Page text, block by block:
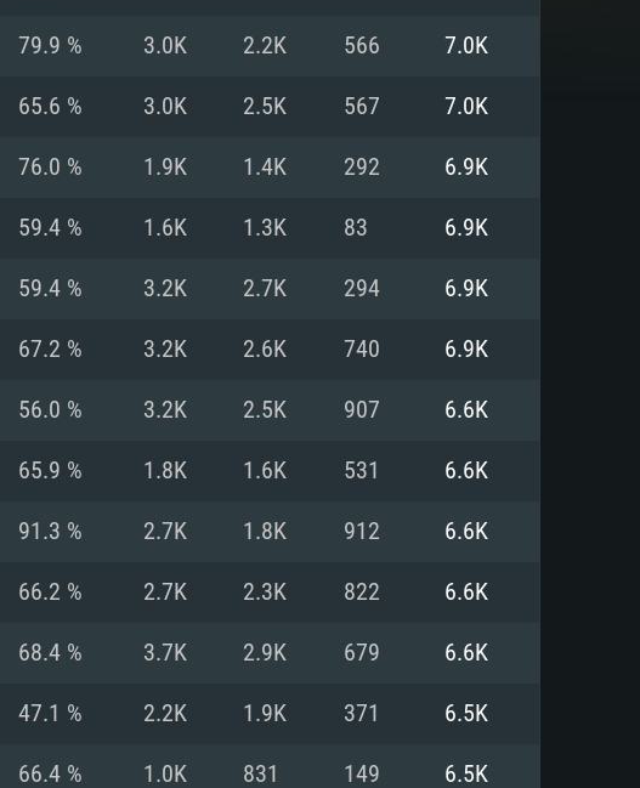
Linux
10/11 (64 bit)
Core i5 또는 Ryzen 5 3600 이상
이상
DirectX 11 이상을 지원하는 Nvidia
OS Big Sur 11.0
i7 (Intel Xeon 은 지원하지 않습니
로드밴드 인터넷
: 62.2 GB (전체 클라이언트)
20.04 64bit
Core i7
Vulkan 을 지원하고, 최신 그래픽 드라
을 가지며 최신 그래픽 드라이버를
RX 570 (6개월 미만; 최소사양 지원
79.9 % 3.0K 2.2K 566 7.0K
65.6 % 3.0K 2.5K 567 7.0K
76.0 % 1.9K 1.4K 292 6.9K
59.4 % 1.6K 1.3K 83 6.9K
59.4 % 3.2K 2.7K 294 6.9K
67.2 % 3.2K 2.6K 740 6.9K
56.0 % 3.2K 2.5K 907 6.6K
65.9 % 1.8K 1.6K 531 6.6K
91.3 % 2.7K 1.8K 912 6.6K
66.2 % 2.7K 2.3K 822 6.6K
68.4 % 3.7K 2.9K 679 6.6K
47.1 % 2.2K 1.9K 371 6.5K
66.4 % 1.0K 831 149 6.5K